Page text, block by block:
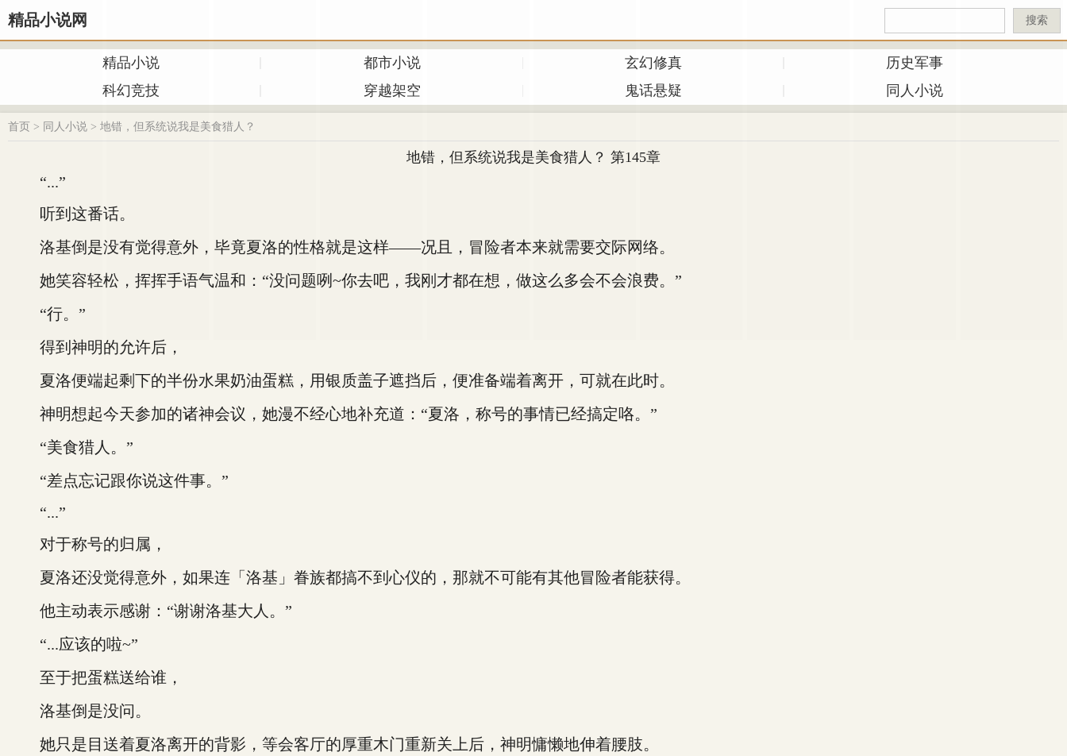
精品小说网 搜索
精品小说 都市小说 玄幻修真
历史军事
科幻竞技
穿越架空 鬼话悬疑 同人小说
首页 > 同人小说 > 地错，但系统说我是美食猎人？
地错，但系统说我是美食猎人？ 第145章
“...”
听到这番话。
洛基倒是没有觉得意外，毕竟夏洛的性格就是这样——况且，冒险者本来就需要交际网络。
她笑容轻松，挥挥手语气温和：“没问题咧~你去吧，我刚才都在想，做这么多会不会浪费。”
“行。”
得到神明的允许后，
夏洛便端起剩下的半份水果奶油蛋糕，用银质盖子遮挡后，便准备端着离开，可就在此时。
神明想起今天参加的诸神会议，她漫不经心地补充道：“夏洛，称号的事情已经搞定咯。”
“美食猎人。”
“差点忘记跟你说这件事。”
“...”
对于称号的归属，
夏洛还没觉得意外，如果连「洛基」眷族都搞不到心仪的，那就不可能有其他冒险者能获得。
他主动表示感谢：“谢谢洛基大人。”
“...应该的啦~”
至于把蛋糕送给谁，
洛基倒是没问。
她只是目送着夏洛离开的背影，等会客厅的厚重木门重新关上后，神明慵懒地伸着腰肢。